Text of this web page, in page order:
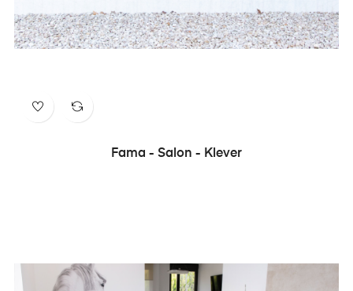
Fama - Salon - Klever